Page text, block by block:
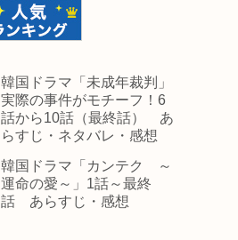
韓国ドラマ「未成年裁判」
実際の事件がモチーフ！6
話から10話（最終話） あ
らすじ・ネタバレ・感想
韓国ドラマ「カンテク ～
運命の愛～」1話～最終
話 あらすじ・感想